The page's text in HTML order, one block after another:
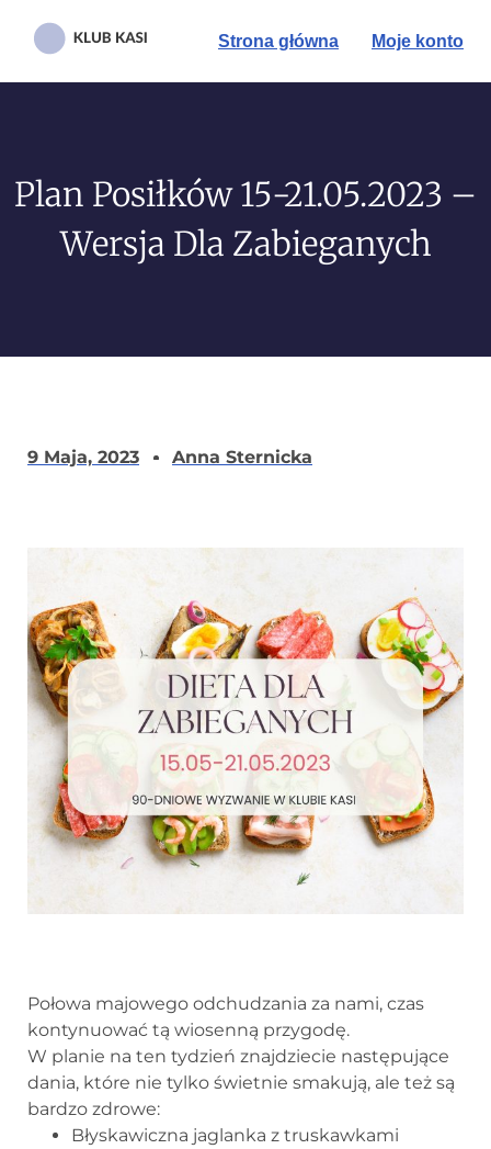
Strona główna Moje konto
Plan Posiłków 15-21.05.2023 –
Wersja Dla Zabieganych
9 Maja, 2023 Anna Sternicka
Połowa majowego odchudzania za nami, czas
kontynuować tą wiosenną przygodę.
W planie na ten tydzień znajdziecie następujące
dania, które nie tylko świetnie smakują, ale też są
bardzo zdrowe:
Błyskawiczna jaglanka z truskawkami